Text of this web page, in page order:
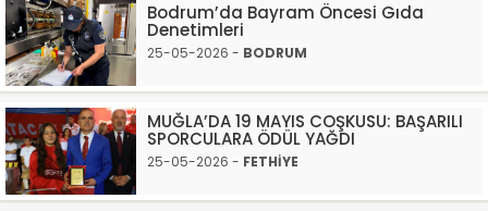
Bodrum’da Bayram Öncesi Gıda
Denetimleri
25-05-2026 - BODRUM
MUĞLA’DA 19 MAYIS COŞKUSU: BAŞARILI
SPORCULARA ÖDÜL YAĞDI
25-05-2026 - FETHİYE